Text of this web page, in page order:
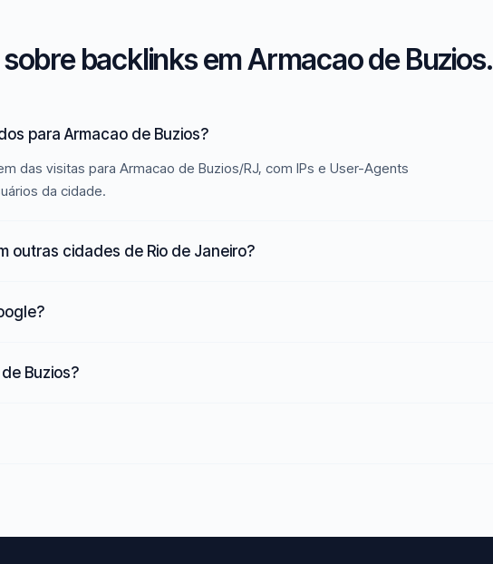
backlinks em Armacao de Buzios.
para Armacao de Buzios?
das visitas para Armacao de Buzios/RJ, com IPs e User-Agents
da cidade.
outras cidades de Rio de Janeiro?
Buzios?